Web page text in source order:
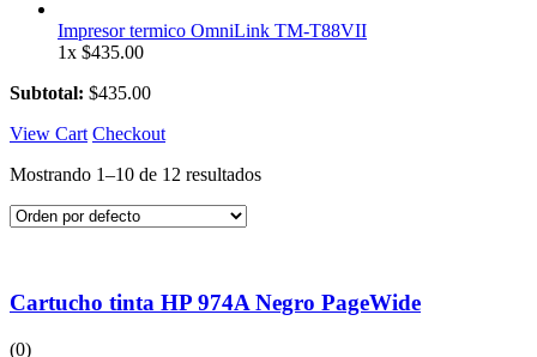
Impresor termico OmniLink TM-T88VII
1x $435.00
Subtotal: $435.00
View Cart Checkout
Mostrando 1–10 de 12 resultados
Cartucho tinta HP 974A Negro PageWide
(0)